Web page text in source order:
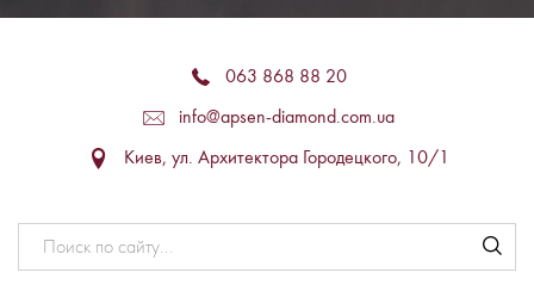
063 868 88 20
info@apsen-diamond.com.ua
Киев, ул. Архитектора Городецкого, 10/1